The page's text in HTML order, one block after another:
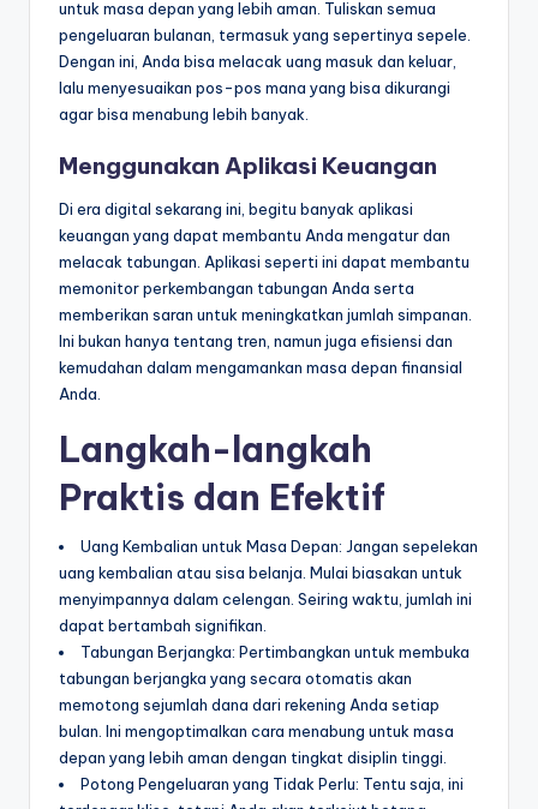
untuk masa depan yang lebih aman. Tuliskan semua
pengeluaran bulanan, termasuk yang sepertinya sepele.
Dengan ini, Anda bisa melacak uang masuk dan keluar,
lalu menyesuaikan pos-pos mana yang bisa dikurangi
agar bisa menabung lebih banyak.
Menggunakan Aplikasi Keuangan
Di era digital sekarang ini, begitu banyak aplikasi
keuangan yang dapat membantu Anda mengatur dan
melacak tabungan. Aplikasi seperti ini dapat membantu
memonitor perkembangan tabungan Anda serta
memberikan saran untuk meningkatkan jumlah simpanan.
Ini bukan hanya tentang tren, namun juga efisiensi dan
kemudahan dalam mengamankan masa depan finansial
Anda.
Langkah-langkah
Praktis dan Efektif
Uang Kembalian untuk Masa Depan: Jangan sepelekan
uang kembalian atau sisa belanja. Mulai biasakan untuk
menyimpannya dalam celengan. Seiring waktu, jumlah ini
dapat bertambah signifikan.
Tabungan Berjangka: Pertimbangkan untuk membuka
tabungan berjangka yang secara otomatis akan
memotong sejumlah dana dari rekening Anda setiap
bulan. Ini mengoptimalkan cara menabung untuk masa
depan yang lebih aman dengan tingkat disiplin tinggi.
Potong Pengeluaran yang Tidak Perlu: Tentu saja, ini